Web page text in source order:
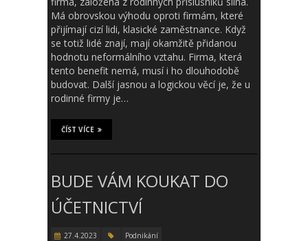
Má obrovskou výhodu oproti firmám, které
přijímají cizí lidi, klasické zaměstnance. Když
se totiž lidé znají, mají okamžitě přidanou
hodnotu neformálního vztahu. Firma, která
tento benefit nemá, musí i ho dlouhodobě
budovat. Další jasnou a logickou věcí je, že u
rodinné firmy je…
ČÍST VÍCE
BUDE VÁM KOUKAT DO
ÚČETNICTVÍ
27.4.2023 Podnikání